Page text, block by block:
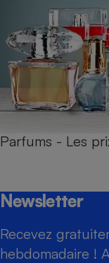
Parfums - Les
Newsletter
Recevez
hebdomadaire !